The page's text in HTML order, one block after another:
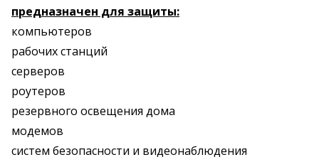
предназначен для защиты:
компьютеров
рабочих станций
серверов
роутеров
резервного освещения дома
модемов
систем безопасности и видеонаблюдения